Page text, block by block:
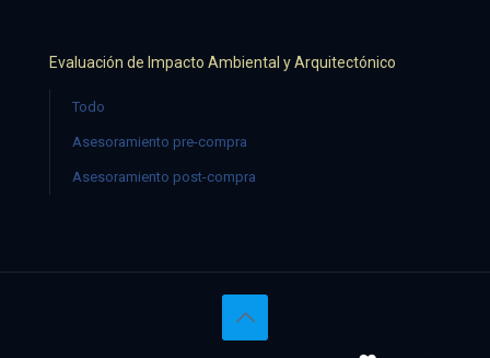
Evaluación de Impacto Ambiental y Arquitectónico
Todo
Asesoramiento pre-compra
Asesoramiento post-compra